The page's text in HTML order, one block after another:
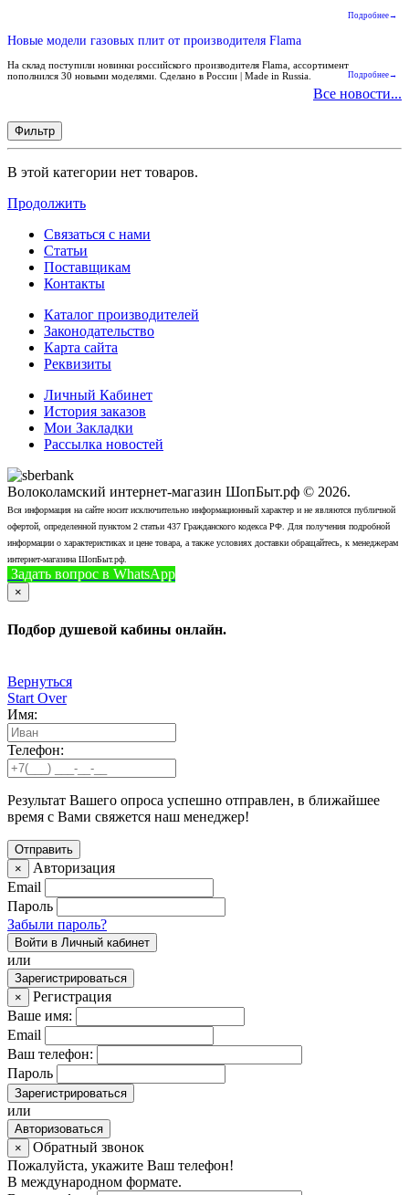
Подробнее→
Новые модели газовых плит от производителя Flama
На склад поступили новинки российского производителя Flama, ассортимент
пополнился 30 новыми моделями. Сделано в России | Made in Russia.
Подробнее→
Все новости...
Фильтр
В этой категории нет товаров.
Продолжить
Связаться с нами
Статьи
Поставщикам
Контакты
Каталог производителей
Законодательство
Карта сайта
Реквизиты
Личный Кабинет
История заказов
Мои Закладки
Рассылка новостей
Волоколамский интернет-магазин ШопБыт.рф © 2026.
Вся информация на сайте носит исключительно информационный характер и не являются публичной
офертой, определенной пунктом 2 статьи 437 Гражданского кодекса РФ. Для получения подробной
информации о характеристиках и цене товара, а также условиях доставки обращайтесь, к менеджерам
интернет-магазина ШопБыт.рф.
Задать вопрос в WhatsApp
×
Подбор душевой кабины онлайн.
Вернуться
Start Over
Имя:
Телефон:
Результат Вашего опроса успешно отправлен, в ближайшее
время с Вами свяжется наш менеджер!
×
Авторизация
Email
Пароль
Забыли пароль?
Войти в Личный кабинет
или
Зарегистрироваться
×
Регистрация
Ваше имя:
Email
Ваш телефон:
Пароль
Зарегистрироваться
или
Авторизоваться
×
Обратный звонок
Пожалуйста, укажите Ваш телефон!
В международном формате.